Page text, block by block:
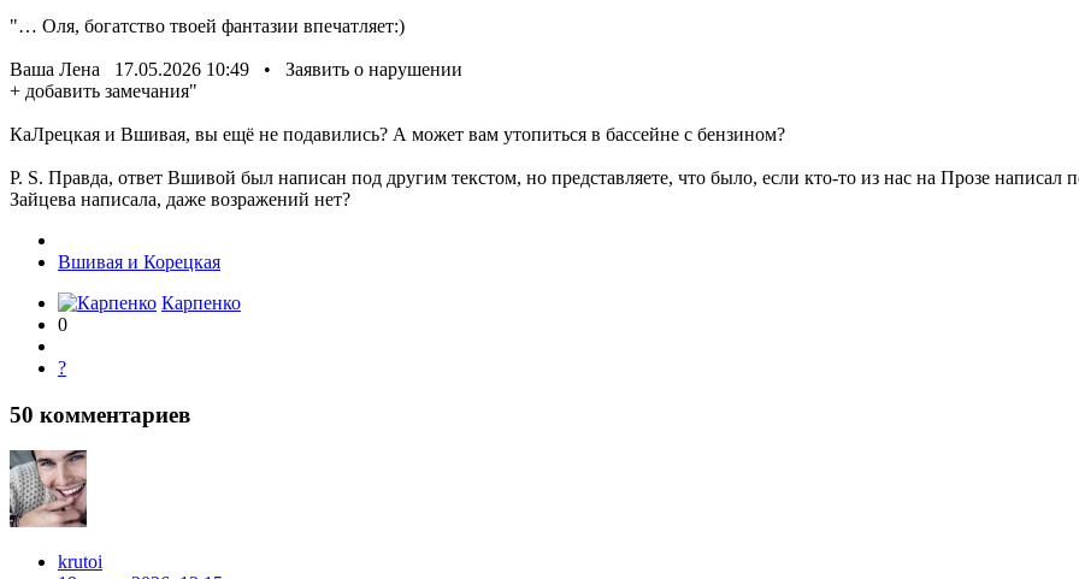
"… Оля, богатство твоей фантазии впечатляет:)
Ваша Лена 17.05.2026 10:49 • Заявить о нарушении
+ добавить замечания"
КаЛрецкая и Вшивая, вы ещё не подавились? А может вам утопиться в бассейне с бензином?
P. S. Правда, ответ Вшивой был написан под другим текстом, но представляете, что было, если кто-то из нас на Прозе написал
Зайцева написала, даже возражений нет?
Вшивая и Корецкая
Карпенко
0
?
50 комментариев
krutoi